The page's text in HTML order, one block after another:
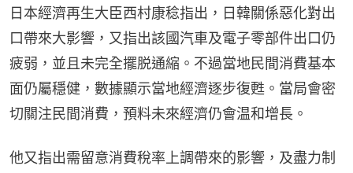
日本經濟再生大臣西村康稔指出，日韓關係惡化對出
口帶來大影響，又指出該國汽車及電子零部件出口仍
疲弱，並且未完全擺脱通縮。不過當地民間消費基本
面仍屬穩健，數據顯示當地經濟逐步復甦。當局會密
切關注民間消費，預料未來經濟仍會温和增長。
他又指出需留意消費稅率上調帶來的影響，及盡力制